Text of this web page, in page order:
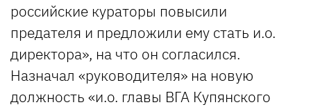
российские кураторы повысили
предателя и предложили ему стать и.о.
директора», на что он согласился.
Назначал «руководителя» на новую
должность «и.о. главы ВГА Купянского